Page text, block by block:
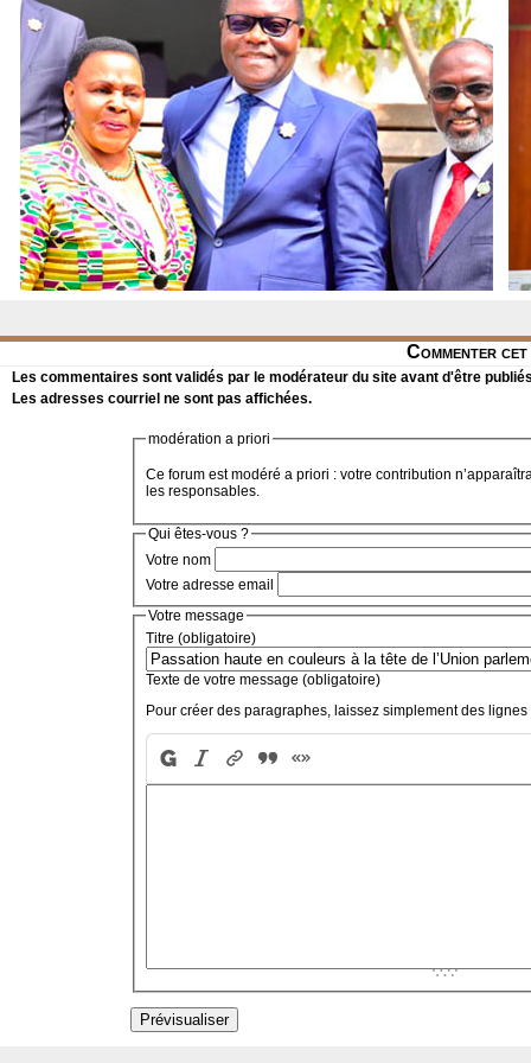
Commenter
Les commentaires sont validés par le modérateur du site avant d'être
Les adresses courriel ne sont pas affichées.
modération a priori
Ce forum est modéré a priori : votre contribution
les responsables.
Qui êtes-vous ?
Votre nom
Votre adresse email
Votre message
Titre (obligatoire)
Texte de votre message (obligatoire)
Pour créer des paragraphes, laissez simplement des lignes